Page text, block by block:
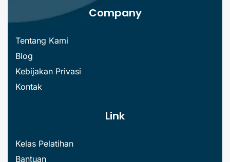
Company
Tentang Kami
Blog
Kebijakan Privasi
Kontak
Link
Kelas Pelatihan
Bantuan